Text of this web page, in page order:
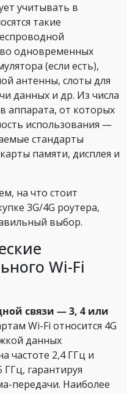
учитывать в
такие
одновременных
(если есть),
антенны, слоты для
данных и др. Из числа
аппарата, от которых
использования —
стандарты
памяти, дисплея и
на что стоит
3G/4G роутера,
выбор.
Wi-Fi
связи — 3, 4 или
Wi-Fi относится 4G
данных
частоте 2,4 ГГц и
гарантируя
передачи. Наиболее